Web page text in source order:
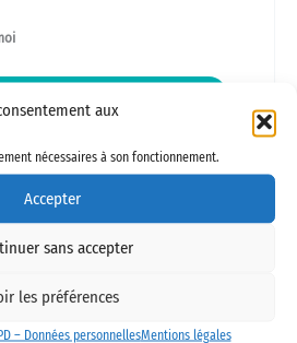
aux
nécessaires à son fonctionnement.
Accepter
sans accepter
les préférences
– Données personnellesMentions légales
de passe perdu ?
a member?Register
uniquement en France métropolitaine.
par Carte bancaire